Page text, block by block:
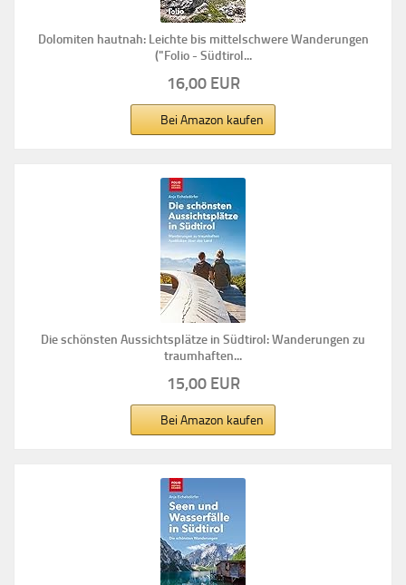
Dolomiten hautnah: Leichte bis mittelschwere Wanderungen
("Folio - Südtirol...
16,00 EUR
Bei Amazon kaufen
Die schönsten Aussichtsplätze in Südtirol: Wanderungen zu
traumhaften...
15,00 EUR
Bei Amazon kaufen